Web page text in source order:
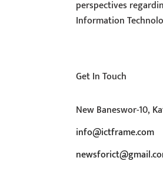
perspectives
Information
Get In Touch
New Baneswor-10,
info@ictframe.com